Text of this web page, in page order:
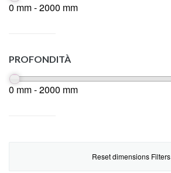
0 mm - 2000 mm
PROFONDITÀ
0 mm - 2000 mm
Reset dimensions Filters